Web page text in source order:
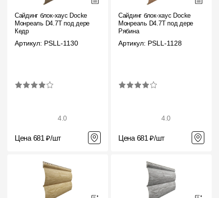
Сайдинг блок-хаус Docke
Монреаль D4.7T под дерево
Кедр
Артикул: PSLL-1130
4.0
Цена 681 ₽/шт
Сайдинг блок-хаус Docke
Монреаль D4.7T под дерево
Рябина
Артикул: PSLL-1128
4.0
Цена 681 ₽/шт